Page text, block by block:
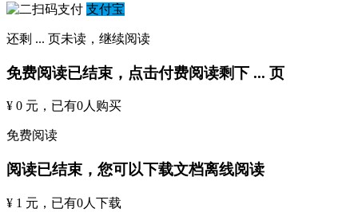
支付宝
还剩 ... 页未读， 继续阅读
免费阅读已结束，点击付费阅读剩下 ... 页
¥ 0 元 ，已有0人购买
免费阅读
阅读已结束，您可以下载文档离线阅读
¥ 1 元 ，已有0人下载